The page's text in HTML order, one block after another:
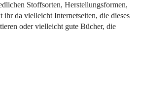
Stoffsorten, Herstellungsformen,
ihr da vielleicht Internetseiten, die dieses
oder vielleicht gute Bücher, die